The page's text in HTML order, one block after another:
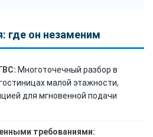
где он незаменим
Многоточечный разбор в
малой этажности,
для мгновенной подачи
требованиями: